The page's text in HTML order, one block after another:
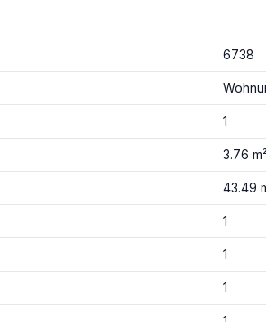
6738
1
3.76 m²
43.49
1
1
1